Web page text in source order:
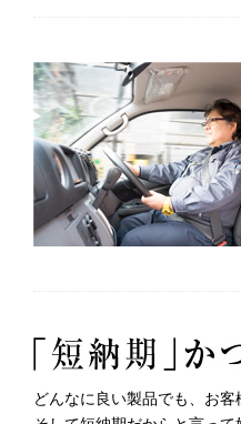
どんなに良い製品でも、お